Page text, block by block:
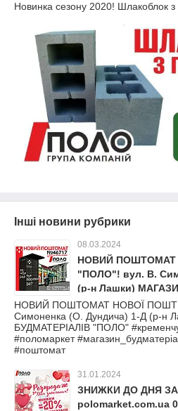
Новинка сезону 2020! Шлакоблок з
Інші новини рубрики
08.03.2024
НОВИЙ ПОШТОМАТ
"ПОЛО"! вул. В.
(р-н Лашки)
"ПОЛО" #кременчук
#поломаркет
#нова_пошта
НОВИЙ ПОШТОМАТ НОВОЇ ПОШТИ
Симоненка (О. Дундича) 1-Д (р-н
БУДМАТЕРІАЛІВ "ПОЛО"
#поломаркет
#поштомат
31.01.2024
ЗНИЖКИ ДО ДНЯ
polomarket.com.ua